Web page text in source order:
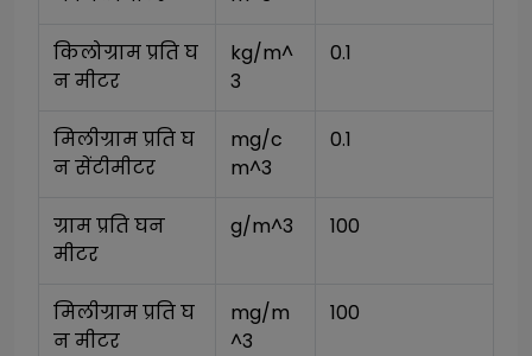
किलोग्राम प्रति घ
न मीटर
kg/m^
3
0.1
मिलीग्राम प्रति घ
न सेंटीमीटर
mg/c
m^3
0.1
ग्राम प्रति घन
मीटर
g/m^3 100
मिलीग्राम प्रति घ
न मीटर
mg/m
^3
100